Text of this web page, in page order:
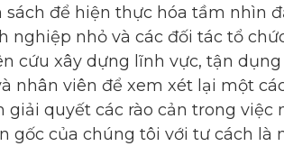
sách để hiện thực hóa tầm nhìn
nghiệp nhỏ và các đối tác tổ
cứu xây dựng lĩnh vực, tận
nhân viên để xem xét lại một
giải quyết các rào cản trong
gốc của chúng tôi với tư cách